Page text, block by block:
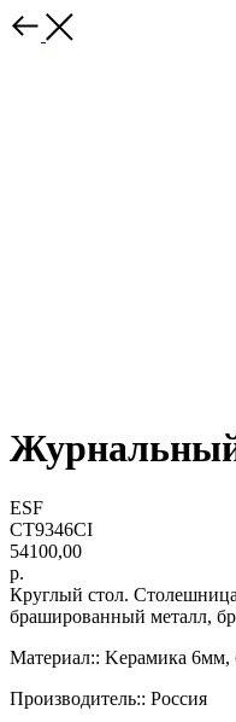
ESF
CT9346CI
54100,00
р.
Круглый стол.
брашированный металл,
Материал:: Kерамика 6мм,
Производитель:: Россия